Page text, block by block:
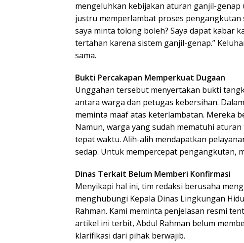
mengeluhkan kebijakan aturan ganjil-
justru memperlambat proses pengangkutan
saya minta tolong boleh? Saya dapat kabar
tertahan karena sistem ganjil-genap.”
sama.
Bukti Percakapan Memperkuat Dugaan
Unggahan tersebut menyertakan bukti
antara warga dan petugas kebersihan.
meminta maaf atas keterlambatan. Mereka
Namun, warga yang sudah mematuhi
tepat waktu. Alih-alih mendapatkan
sedap. Untuk mempercepat pengangkutan,
Dinas Terkait Belum Memberi Konfirmasi
Menyikapi hal ini, tim redaksi berusaha
menghubungi Kepala Dinas Lingkungan
Rahman. Kami meminta penjelasan resmi
artikel ini terbit, Abdul Rahman belum
klarifikasi dari pihak berwajib.